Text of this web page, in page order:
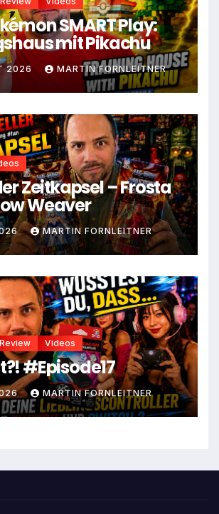
SMART Play:
mit Pikachu
2026 MARTIN FORNLEITNER
Zeitkapsel – Frosta
Weaver
MARTIN FORNLEITNER
Review Videos
#Episode17
MARTIN FORNLEITNER